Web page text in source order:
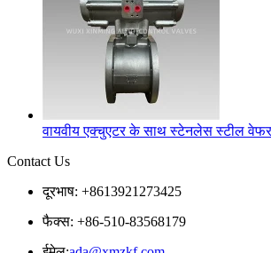
वायवीय एक्चुएटर के साथ स्टेनलेस स्टील वेफर
Contact Us
दूरभाष: +8613921273425
फैक्स: +86-510-83568179